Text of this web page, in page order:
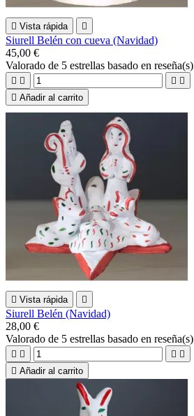
 Vista rápida 
Siurell Belén con cueva (Navidad)
45,00 €
Valorado de 5 estrellas basado en reseña(s)
   
 Añadir al carrito
 Vista rápida 
Siurell Belén (Navidad)
28,00 €
Valorado de 5 estrellas basado en reseña(s)
   
 Añadir al carrito